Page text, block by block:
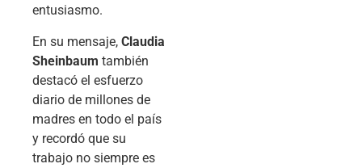
entusiasmo.
En su mensaje, Claudia
Sheinbaum también
destacó el esfuerzo
diario de millones de
madres en todo el país
y recordó que su
trabajo no siempre es